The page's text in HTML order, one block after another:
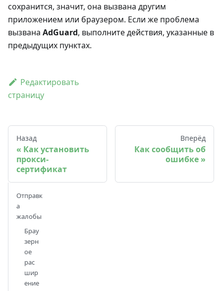
сохранится, значит, она вызвана другим
приложением или браузером. Если же проблема
вызвана AdGuard, выполните действия, указанные в
предыдущих пунктах.
Редактировать
страницу
Назад
Как установить
прокси-
сертификат
Вперёд
Как сообщить об
ошибке
Отправк
а
жалобы
Брау
зерн
ое
рас
шир
ение